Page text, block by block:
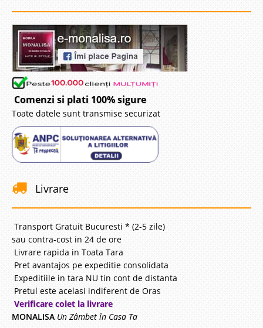
Comenzi si plati 100% sigure
Toate datele sunt transmise securizat
Livrare
Transport Gratuit Bucuresti * (2-5 zile)
sau contra-cost in 24 de ore
Livrare rapida in Toata Tara
Pret avantajos pe expeditie consolidata
Expeditiile in tara NU tin cont de distanta
Pretul este acelasi indiferent de Oras
Verificare colet la livrare
MONALISA Un Zâmbet în Casa Ta